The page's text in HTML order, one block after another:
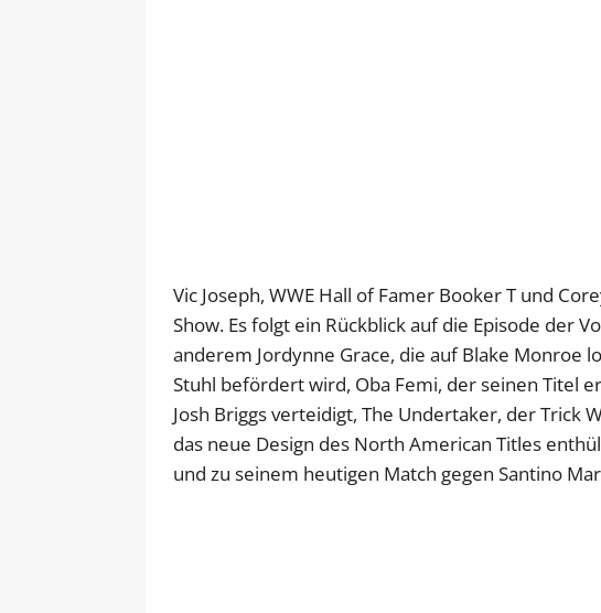
Vic Joseph, WWE Hall of Famer Booker T und
Show. Es folgt ein Rückblick auf die Episode der
anderem Jordynne Grace, die auf Blake Monroe
Stuhl befördert wird, Oba Femi, der seinen Titel
Josh Briggs verteidigt, The Undertaker, der Trick
das neue Design des North American Titles
und zu seinem heutigen Match gegen Santino